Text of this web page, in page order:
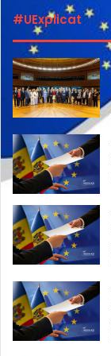
#UExplicat